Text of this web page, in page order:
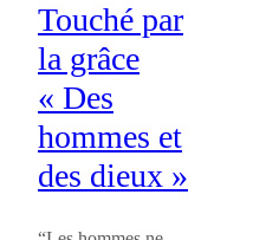
Touché par
la grâce
« Des
hommes et
des dieux »